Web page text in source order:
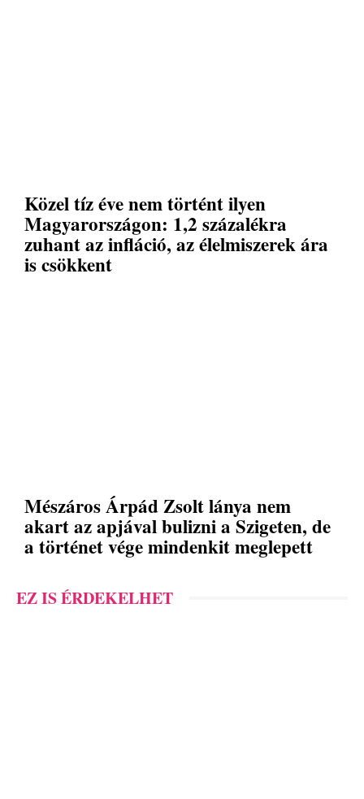
Közel tíz éve nem történt ilyen
Magyarországon: 1,2 százalékra
zuhant az infláció, az élelmiszerek ára
is csökkent
Mészáros Árpád Zsolt lánya nem
akart az apjával bulizni a Szigeten, de
a történet vége mindenkit meglepett
EZ IS ÉRDEKELHET